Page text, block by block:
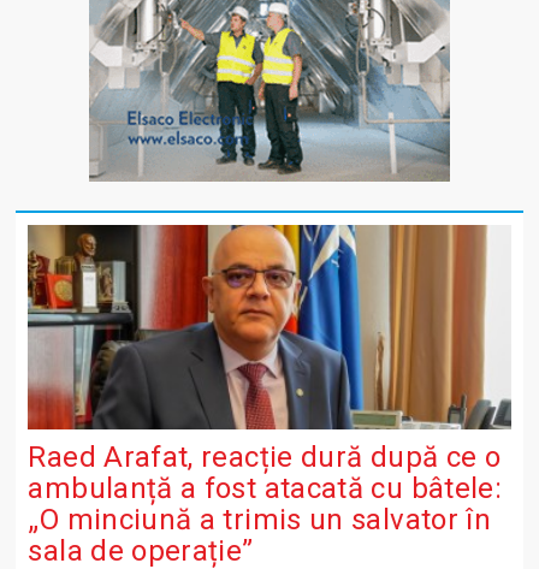
Raed Arafat, reacție dură după ce o
ambulanță a fost atacată cu bâtele:
„O minciună a trimis un salvator în
sala de operație”